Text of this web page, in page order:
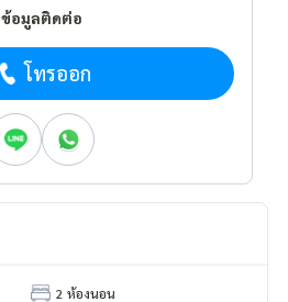
ข้อมูลติดต่อ
โทรออก
2 ห้องนอน